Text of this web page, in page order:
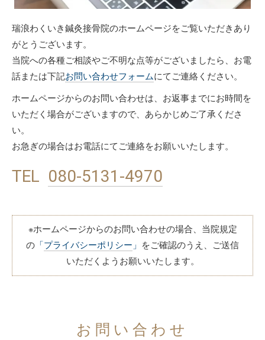
瑞浪わくいき鍼灸接骨院のホームページをご覧いただきあり
がとうございます。
当院への各種ご相談やご不明な点等がございましたら、お電
話または下記お問い合わせフォームにてご連絡ください。
ホームページからのお問い合わせは、お返事までにお時間を
いただく場合がございますので、あらかじめご了承くださ
い。
お急ぎの場合はお電話にてご連絡をお願いいたします。
TEL 080-5131-4970
※ホームページからのお問い合わせの場合、当院規定
の 「 プライバシーポリシー 」
をご確認のうえ、ご送信
いただくようお願いいたします。
お問い合わせ